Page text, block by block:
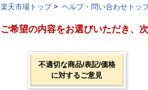
楽天市場トップ> ヘルプ・問い合わせトッ
ご希望の内容をお選びいただき、
不適切な商品/表記/価格
に対するご意見